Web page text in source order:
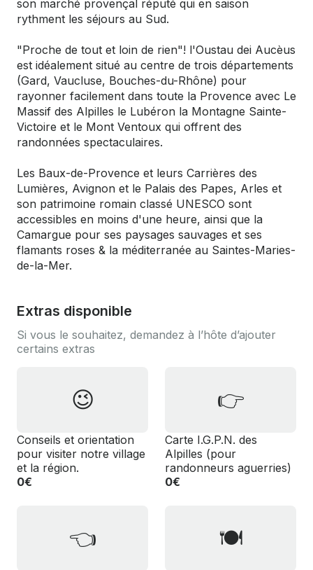
son marché provençal réputé qui en saison
rythment les séjours au Sud.
"Proche de tout et loin de rien"! l'Oustau dei Aucèus
est idéalement situé au centre de trois départements
(Gard, Vaucluse, Bouches-du-Rhône) pour
rayonner facilement dans toute la Provence avec Le
Massif des Alpilles le Lubéron la Montagne Sainte-
Victoire et le Mont Ventoux qui offrent des
randonnées spectaculaires.
Les Baux-de-Provence et leurs Carrières des
Lumières, Avignon et le Palais des Papes, Arles et
son patrimoine romain classé UNESCO sont
accessibles en moins d'une heure, ainsi que la
Camargue pour ses paysages sauvages et ses
flamants roses & la méditerranée au Saintes-Maries-
de-la-Mer.
Extras disponible
Si vous le souhaitez, demandez à l’hôte d’ajouter
certains extras
😉
Conseils et orientation
pour visiter notre village
et la région.
0€
👉
️Carte I.G.P.N. des
Alpilles (pour
randonneurs aguerries)
0€
👈 🍽